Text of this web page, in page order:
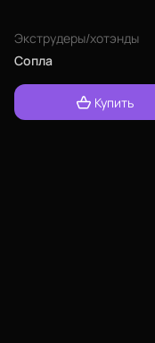
Экструдеры/хотэнды
Сопла
Купить